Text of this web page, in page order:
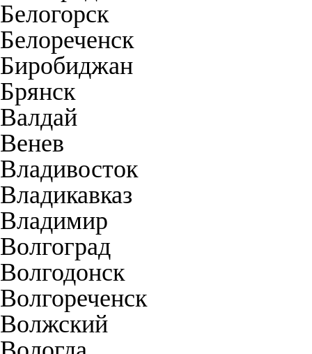
Белогорск
Белореченск
Биробиджан
Брянск
Валдай
Венев
Владивосток
Владикавказ
Владимир
Волгоград
Волгодонск
Волгореченск
Волжский